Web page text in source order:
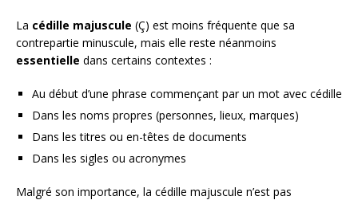
La cédille majuscule (Ç) est moins fréquente que sa
contrepartie minuscule, mais elle reste néanmoins
essentielle dans certains contextes :
Au début d’une phrase commençant par un mot avec cédille
Dans les noms propres (personnes, lieux, marques)
Dans les titres ou en-têtes de documents
Dans les sigles ou acronymes
Malgré son importance, la cédille majuscule n’est pas